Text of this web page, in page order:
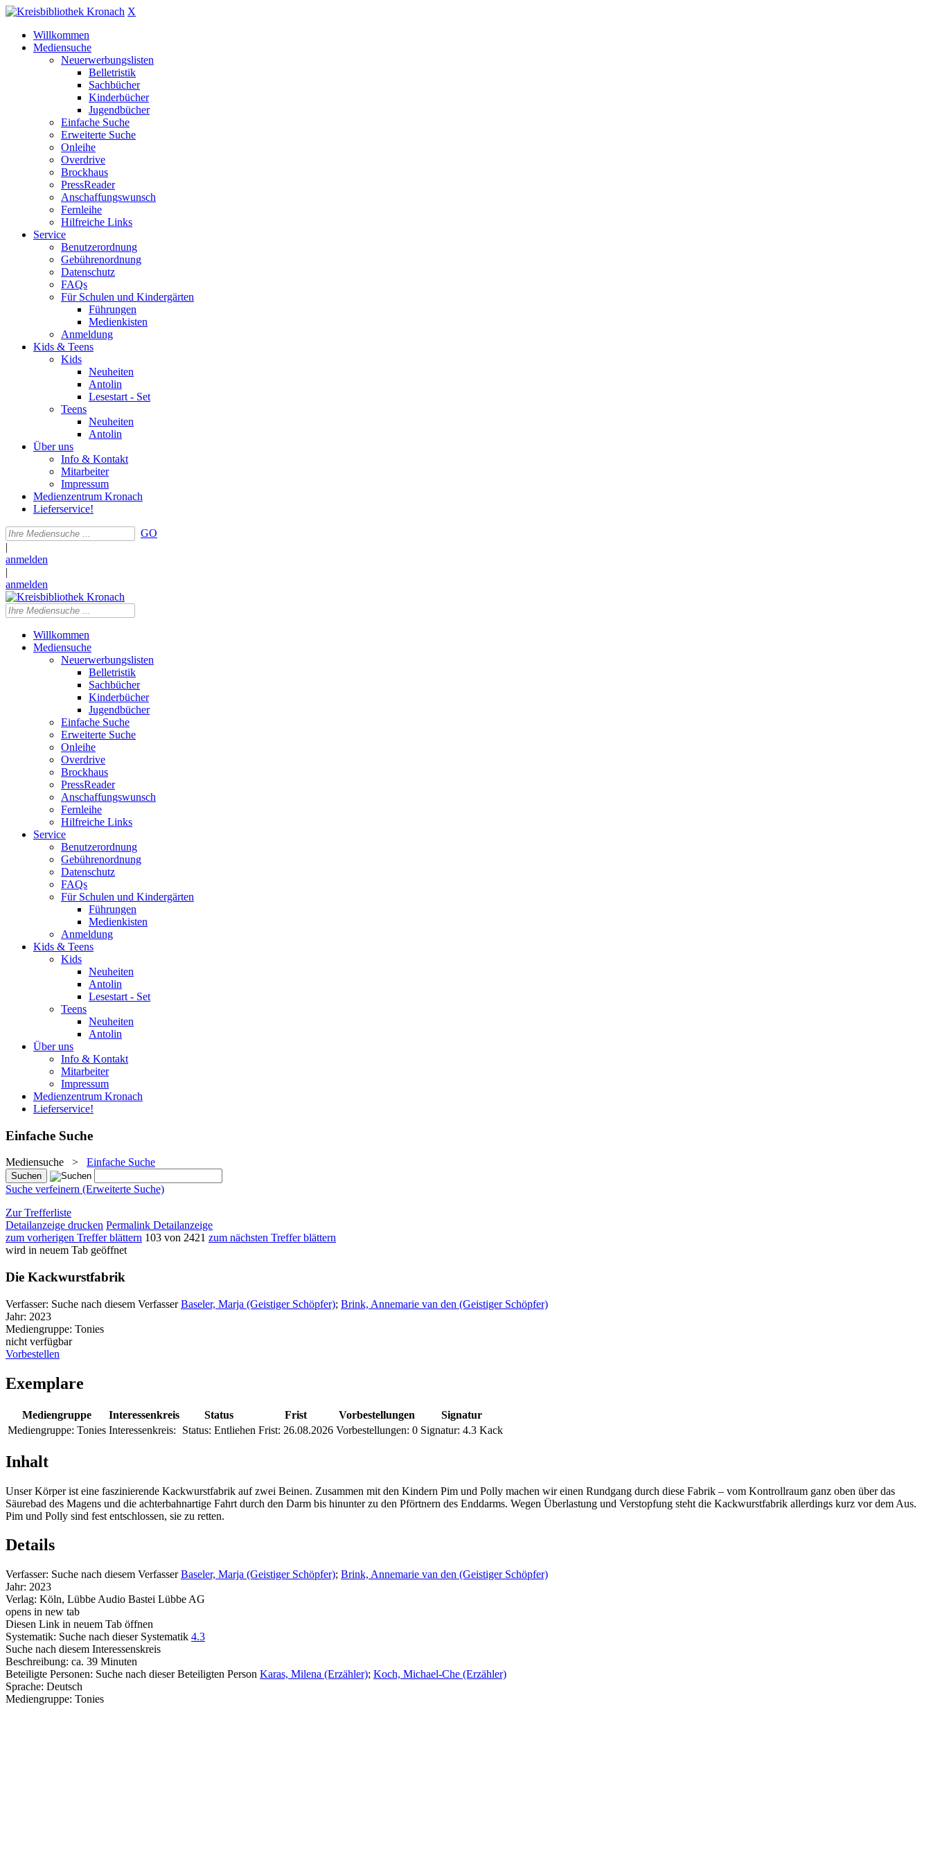
X
Willkommen
Mediensuche
Neuerwerbungslisten
Belletristik
Sachbücher
Kinderbücher
Jugendbücher
Einfache Suche
Erweiterte Suche
Onleihe
Overdrive
Brockhaus
PressReader
Anschaffungswunsch
Fernleihe
Hilfreiche Links
Service
Benutzerordnung
Gebührenordnung
Datenschutz
FAQs
Für Schulen und Kindergärten
Führungen
Medienkisten
Anmeldung
Kids & Teens
Kids
Neuheiten
Antolin
Lesestart - Set
Teens
Neuheiten
Antolin
Über uns
Info & Kontakt
Mitarbeiter
Impressum
Medienzentrum Kronach
Lieferservice!
GO
|
anmelden
|
anmelden
Willkommen
Mediensuche
Neuerwerbungslisten
Belletristik
Sachbücher
Kinderbücher
Jugendbücher
Einfache Suche
Erweiterte Suche
Onleihe
Overdrive
Brockhaus
PressReader
Anschaffungswunsch
Fernleihe
Hilfreiche Links
Service
Benutzerordnung
Gebührenordnung
Datenschutz
FAQs
Für Schulen und Kindergärten
Führungen
Medienkisten
Anmeldung
Kids & Teens
Kids
Neuheiten
Antolin
Lesestart - Set
Teens
Neuheiten
Antolin
Über uns
Info & Kontakt
Mitarbeiter
Impressum
Medienzentrum Kronach
Lieferservice!
Einfache Suche
Mediensuche > Einfache Suche
Suche verfeinern (Erweiterte Suche)
Zur Trefferliste
Detailanzeige drucken Permalink Detailanzeige
zum vorherigen Treffer blättern 103 von 2421 zum nächsten Treffer blättern
wird in neuem Tab geöffnet
Die Kackwurstfabrik
Verfasser: Suche nach diesem Verfasser Baseler, Marja (Geistiger Schöpfer); Brink, Annemarie van den (Geistiger Schöpfer)
Jahr: 2023
Mediengruppe: Tonies
nicht verfügbar
Vorbestellen
Exemplare
Mediengruppe Interessenkreis Status Frist Vorbestellungen
Signatur
Mediengruppe: Tonies Interessenkreis: Status: Entliehen Frist: 26.08.2026 Vorbestellungen: 0 Signatur: 4.3 Kack
Inhalt
Unser Körper ist eine faszinierende Kackwurstfabrik auf zwei Beinen. Zusammen mit den Kindern Pim und Polly machen wir einen Rundgang durch diese Fabrik – vom Kontrollraum ganz oben über das
Säurebad des Magens und die achterbahnartige Fahrt durch den Darm bis hinunter zu den Pförtnern des Enddarms. Wegen Überlastung und Verstopfung steht die Kackwurstfabrik allerdings kurz vor dem Aus.
Pim und Polly sind fest entschlossen, sie zu retten.
Details
Verfasser: Suche nach diesem Verfasser Baseler, Marja (Geistiger Schöpfer); Brink, Annemarie van den (Geistiger Schöpfer)
Jahr: 2023
Verlag: Köln, Lübbe Audio Bastei Lübbe AG
opens in new tab
Diesen Link in neuem Tab öffnen
Systematik: Suche nach dieser Systematik 4.3
Suche nach diesem Interessenskreis
Beschreibung: ca. 39 Minuten
Beteiligte Personen: Suche nach dieser Beteiligten Person Karas, Milena (Erzähler); Koch, Michael-Che (Erzähler)
Sprache: Deutsch
Mediengruppe: Tonies